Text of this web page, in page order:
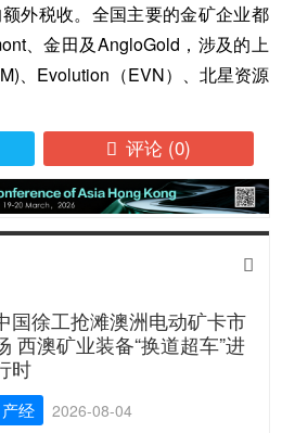
外税收。全国主要的金矿企业都
、金田及AngloGold，涉及的上
、Evolution（EVN）、北星资源
 评论 (0)

国徐工抢滩澳洲电动矿卡市
西澳矿业装备“换道超车”进
时
产经 2026-08-04